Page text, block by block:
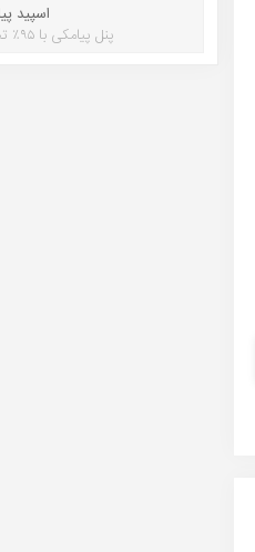
اسپید
پنل پیامکی با ۹۵٪ تخفیف خرید پنل